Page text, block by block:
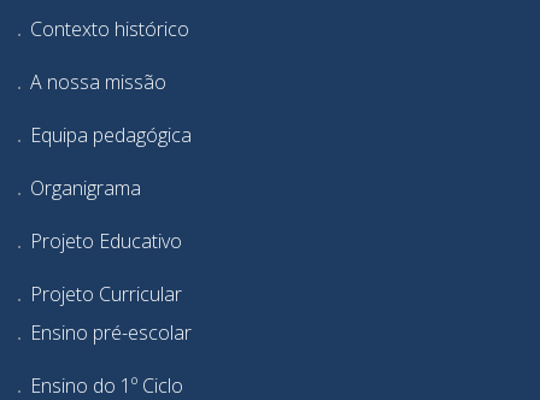
Contexto histórico
A nossa missão
Equipa pedagógica
Organigrama
Projeto Educativo
Projeto Curricular
Ensino pré-escolar
Ensino do 1º Ciclo